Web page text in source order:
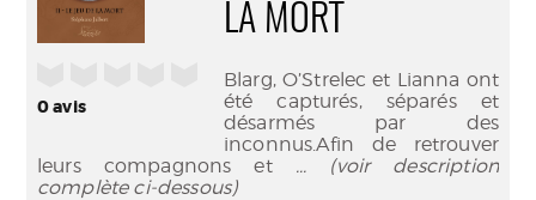
0avis
LA MORT
Blarg, O’Strelec et Lianna ont
été capturés, séparés et
désarmés par des
inconnus.Afin de retrouver
leurs compagnons et ... (voir description
complète ci-dessous)